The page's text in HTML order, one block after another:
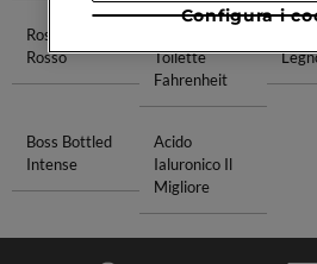
Rossetto
Rosso
Toilette
Fahrenheit
Boss Bottled
Intense
Acido
Ialuronico Il
Migliore
Configura i